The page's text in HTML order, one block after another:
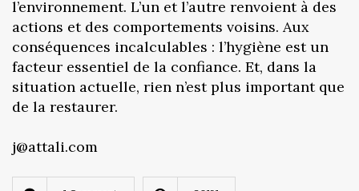
l’environnement. L’un et l’autre renvoient à des
actions et des comportements voisins. Aux
conséquences incalculables : l’hygiène est un
facteur essentiel de la confiance. Et, dans la
situation actuelle, rien n’est plus important que
de la restaurer.
j@attali.com